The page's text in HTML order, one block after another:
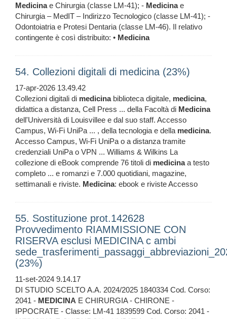
Medicinae Chirurgia (classe LM-41); - Medicinae
Chirurgia – MedIT – Indirizzo Tecnologico (classe LM-41); -
Odontoiatria e Protesi Dentaria (classe LM-46). Il relativo
contingente è così distribuito: • Medicina
54. Collezioni digitali di medicina (23%)
17-apr-2026 13.49.42
Collezioni digitali di medicinabiblioteca digitale, medicina,
didattica a distanza, Cell Press ... della Facoltà di Medicina
dell'Università di Louisvillee e dal suo staff. Accesso
Campus, Wi-Fi UniPa ... , della tecnologia e della medicina.
Accesso Campus, Wi-Fi UniPa o a distanza tramite
credenziali UniPa o VPN ... Williams & Wilkins La
collezione di eBook comprende 76 titoli di medicinaa testo
completo ... e romanzi e 7.000 quotidiani, magazine,
settimanali e riviste. Medicina: ebook e riviste Accesso
55. Sostituzione prot.142628
Provvedimento RIAMMISSIONE CON
RISERVA esclusi MEDICINA c ambi
(23%)
11-set-2024 9.14.17
DI STUDIO SCELTO A.A. 2024/2025 1840334 Cod. Corso:
2041 - MEDICINA E CHIRURGIA - CHIRONE -
IPPOCRATE - Classe: LM-41 1839599 Cod. Corso: 2041 -